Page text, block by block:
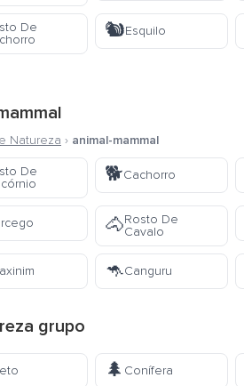
De
🐿️Esquilo
Natureza › animal-mammal
De
🐕Cachorro
🐴Rosto De
Cavalo
🦘Canguru
grupo
🌲 Conífera